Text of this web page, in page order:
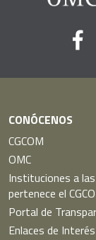
CONÓCENOS
CGCOM
OMC
Instituciones a
pertenece el
Portal de
Enlaces de Interés